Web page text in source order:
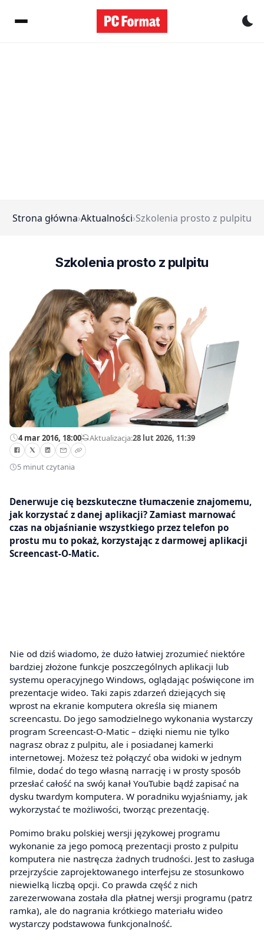
Strona główna›Aktualności›Szkolenia prosto z pulpitu
Szkolenia prosto z pulpitu
4 mar 2016, 18:00—Aktualizacja:28 lut 2026, 11:39
5 minut czytania
Denerwuje cię bezskuteczne tłumaczenie znajomemu,
jak korzystać z danej aplikacji? Zamiast marnować
czas na objaśnianie wszystkiego przez telefon po
prostu mu to pokaż, korzystając z darmowej aplikacji
Screencast-O-Matic.
Nie od dziś wiadomo, że dużo łatwiej zrozumieć niektóre
bardziej złożone funkcje poszczególnych aplikacji lub
systemu operacyjnego Windows, oglądając poświęcone im
prezentacje wideo. Taki zapis zdarzeń dziejących się
wprost na ekranie komputera określa się mianem
screencastu. Do jego samodzielnego wykonania wystarczy
program Screencast-O-Matic – dzięki niemu nie tylko
nagrasz obraz z pulpitu, ale i posiadanej kamerki
internetowej. Możesz też połączyć oba widoki w jednym
filmie, dodać do tego własną narrację i w prosty sposób
przesłać całość na swój kanał YouTubie bądź zapisać na
dysku twardym komputera. W poradniku wyjaśniamy, jak
wykorzystać te możliwości, tworząc prezentację.
Pomimo braku polskiej wersji językowej programu
wykonanie za jego pomocą prezentacji prosto z pulpitu
komputera nie nastręcza żadnych trudności. Jest to zasługa
przejrzyście zaprojektowanego interfejsu ze stosunkowo
niewielką liczbą opcji. Co prawda część z nich
zarezerwowana została dla płatnej wersji programu (patrz
ramka), ale do nagrania krótkiego materiału wideo
wystarczy podstawowa funkcjonalność.